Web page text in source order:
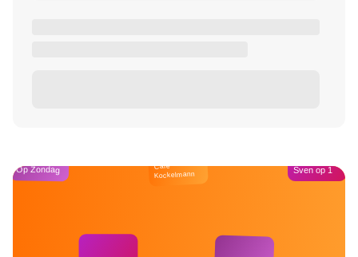
Op Zondag Café
Kockelmann Sven op 1